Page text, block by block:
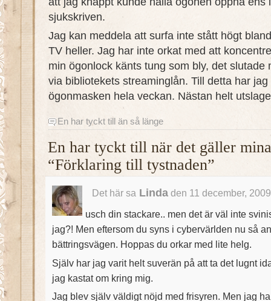
sjukskriven.
Jag kan meddela att surfa inte stått högt
TV heller. Jag har inte orkat med att
min ögonlock känts tung som bly, det slutade
via bibliotekets streaminglån. Till detta har
ögonmasken hela veckan. Nästan helt
En har tyckt till än så länge
En har tyckt till när det gäller
“Förklaring till tystnaden”
Det här sa Lindaden 11 december,
usch din stackare.. men det är väl inte
jag?! Men eftersom du syns i cybervärlden nu så
bättringsvägen. Hoppas du orkar med lite helg.
Själv har jag varit helt suverän på att ta det lugnt
jag kastat om kring mig.
Jag blev själv väldigt nöjd med frisyren. Men jag